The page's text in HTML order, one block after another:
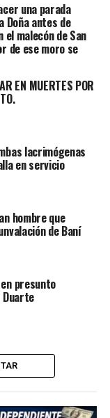
una parada
Doña antes de
malecón de San
de ese moro se
EN MUERTES POR
lacrimógenas
en servicio
hombre que
de Baní
presunto